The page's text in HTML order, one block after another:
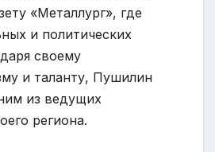
«Металлург», где
и политических
своему
и таланту, Пушилин
из ведущих
региона.